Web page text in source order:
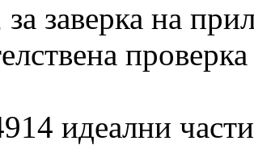
заверка на
идеални